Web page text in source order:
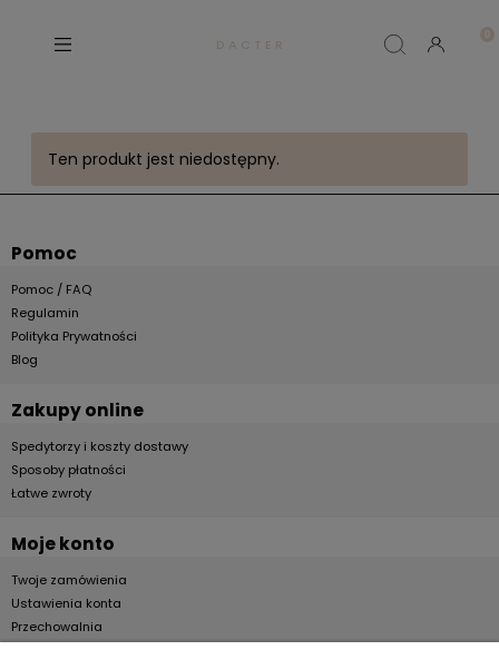
D A C T E R
Ten produkt jest niedostępny.
Pomoc
Pomoc / FAQ
Regulamin
Polityka Prywatności
Blog
Zakupy online
Spedytorzy i koszty dostawy
Sposoby płatności
Łatwe zwroty
Moje konto
Twoje zamówienia
Ustawienia konta
Przechowalnia